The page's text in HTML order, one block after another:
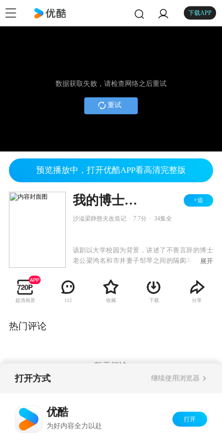
下载APP
数据获取失败，请检查网络之后重试
重试
预览播放中，打开优酷APP看高清完整版
我的博士老公 +追
沙溢梁静憨夫改造记 7.7分 34集全
该剧以大学校园为背景，讲述了不善言辞的博士
老公梁鸿名和市井妻子邹琴之间的隔阂与爱情故
人情网络中备受排挤的“囧”博士，是一个回到家
面对柴米油盐世俗攀比的“窘”老公。他在精神境
界和柴米油盐的琐碎生活之间挣扎，并与精明市
展开
超清画质 112 收藏 下载 分享
热门评论
暂无评论
打开方式 继续使用浏览器
优酷
为好内容全力以赴
打开